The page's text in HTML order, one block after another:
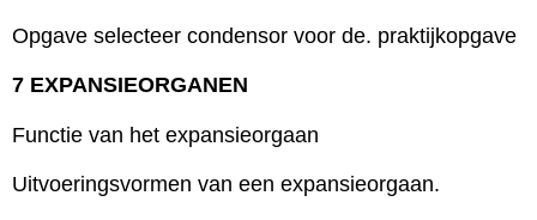
Opgave selecteer condensor voor de. praktijkopgave
7 EXPANSIEORGANEN
Functie van het expansieorgaan
Uitvoeringsvormen van een expansieorgaan.